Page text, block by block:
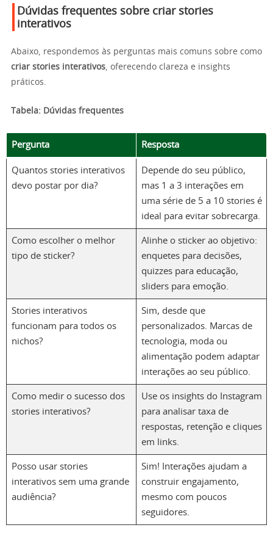
Dúvidas frequentes sobre criar stories
interativos
Abaixo, respondemos às perguntas mais comuns sobre como
criar stories interativos , oferecendo clareza e insights
práticos.
Tabela: Dúvidas frequentes
Pergunta Resposta
Quantos stories interativos
devo postar por dia?
Depende do seu público,
mas 1 a 3 interações em
uma série de 5 a 10 stories é
ideal para evitar sobrecarga.
Como escolher o melhor
tipo de sticker?
Alinhe o sticker ao objetivo:
enquetes para decisões,
quizzes para educação,
sliders para emoção.
Stories interativos
funcionam para todos os
nichos?
Sim, desde que
personalizados. Marcas de
tecnologia, moda ou
alimentação podem adaptar
interações ao seu público.
Como medir o sucesso dos
stories interativos?
Use os insights do Instagram
para analisar taxa de
respostas, retenção e cliques
em links.
Posso usar stories
interativos sem uma grande
audiência?
Sim! Interações ajudam a
construir engajamento,
mesmo com poucos
seguidores.